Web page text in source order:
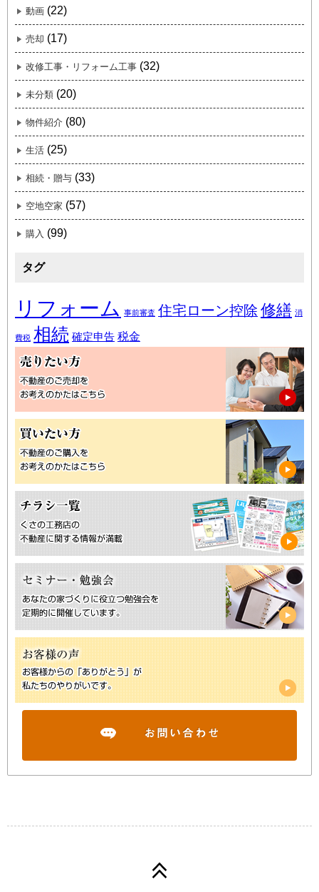
動画 (22)
売却 (17)
改修工事・リフォーム工事 (32)
未分類 (20)
物件紹介 (80)
生活 (25)
相続・贈与 (33)
空地空家 (57)
購入 (99)
タグ
リフォーム 事前審査 住宅ローン控除 修繕 消
費税 相続 確定申告 税金